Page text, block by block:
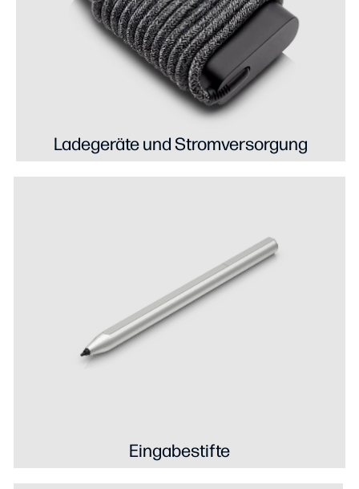
Ladegeräte und Stromversorgung
Eingabestifte